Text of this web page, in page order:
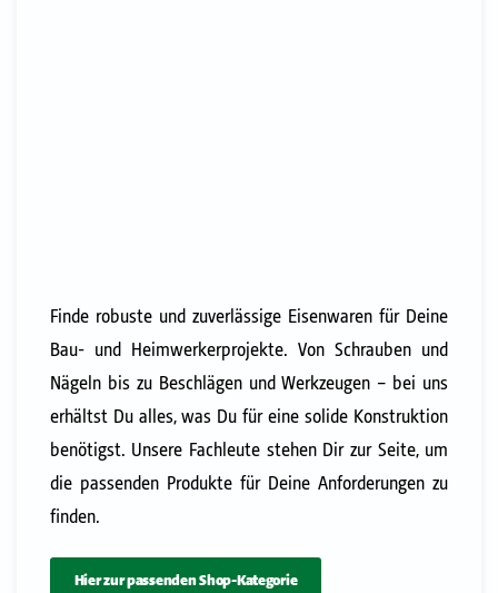
Finde robuste und zuverlässige Eisenwaren für Deine
Bau- und Heimwerkerprojekte. Von Schrauben und
Nägeln bis zu Beschlägen und Werkzeugen – bei uns
erhältst Du alles, was Du für eine solide Konstruktion
benötigst. Unsere Fachleute stehen Dir zur Seite, um
die passenden Produkte für Deine Anforderungen zu
finden.
Hier zur passenden Shop-Kategorie